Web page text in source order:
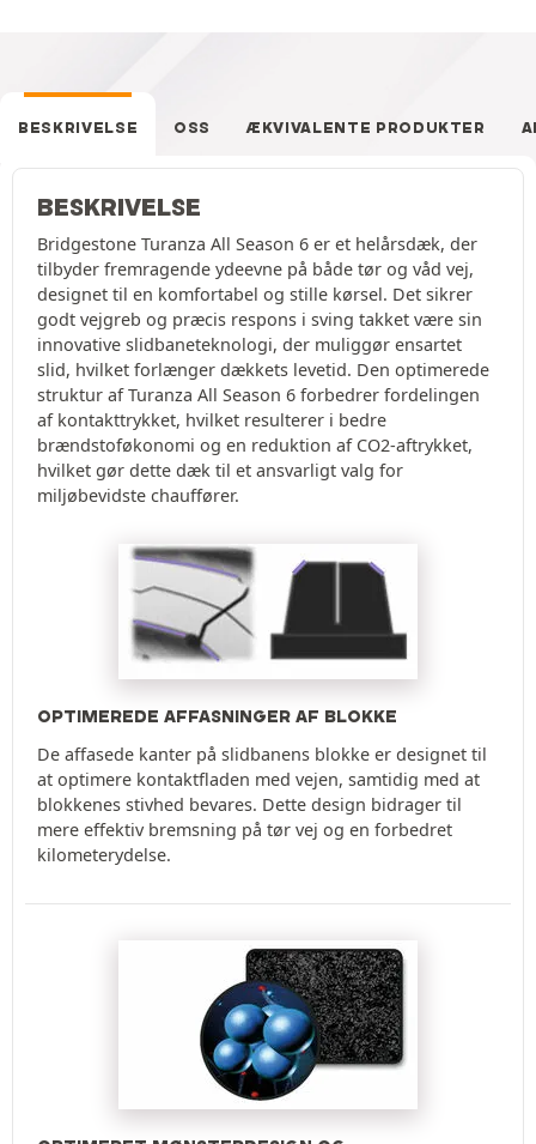
BESKRIVELSE OSS ÆKVIVALENTE PRODUKTER
BESKRIVELSE
Bridgestone Turanza All Season 6 er et helårsdæk, der
tilbyder fremragende ydeevne på både tør og våd vej,
designet til en komfortabel og stille kørsel. Det sikrer
godt vejgreb og præcis respons i sving takket være sin
innovative slidbaneteknologi, der muliggør ensartet
slid, hvilket forlænger dækkets levetid. Den optimerede
struktur af Turanza All Season 6 forbedrer fordelingen
af kontakttrykket, hvilket resulterer i bedre
brændstoføkonomi og en reduktion af CO2-aftrykket,
hvilket gør dette dæk til et ansvarligt valg for
miljøbevidste chauffører.
OPTIMEREDE AFFASNINGER AF BLOKKE
De affasede kanter på slidbanens blokke er designet til
at optimere kontaktfladen med vejen, samtidig med at
blokkenes stivhed bevares. Dette design bidrager til
mere effektiv bremsning på tør vej og en forbedret
kilometerydelse.